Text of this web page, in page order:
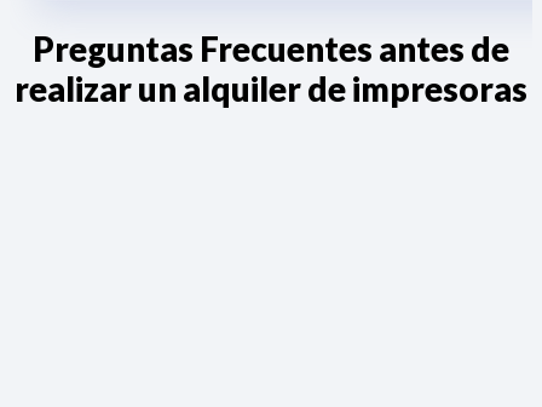
Preguntas Frecuentes antes de
realizar un alquiler de impresoras